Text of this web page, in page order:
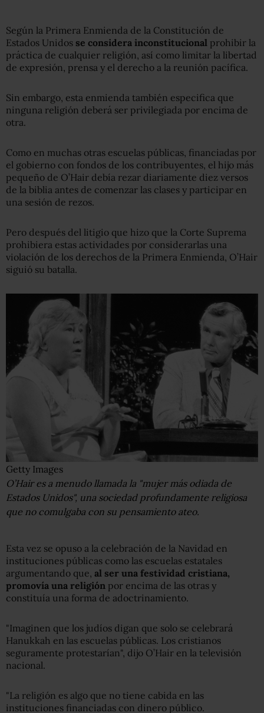
Según la Primera Enmienda de la Constitución de
Estados Unidos se considera inconstitucional prohibir la
práctica de cualquier religión, así como limitar la libertad
de expresión, prensa y el derecho a la reunión pacífica.
Sin embargo, esta enmienda también especifica que
ninguna religión deberá ser privilegiada por encima de
otra.
Como en muchas otras escuelas públicas, financiadas por
el gobierno con fondos de los contribuyentes, el hijo más
pequeño de O’Hair debía rezar diariamente diez versos
de la biblia antes de comenzar las clases y participar en
una sesión de rezos.
Pero después del litigio que hizo que la Corte Suprema
prohibiera estas actividades por considerarlas una
violación de los derechos de la Primera Enmienda, O’Hair
siguió su batalla.
Getty Images
O’Hair es a menudo llamada la "mujer más odiada de
Estados Unidos", una sociedad profundamente religiosa
que no comulgaba con su pensamiento ateo.
Esta vez se opuso a la celebración de la Navidad en
instituciones públicas como las escuelas estatales
argumentando que, al ser una festividad cristiana,
promovía una religión por encima de las otras y
constituía una forma de adoctrinamiento.
"Imaginen que los judíos digan que solo se celebrará
Hanukkah en las escuelas públicas. Los cristianos
seguramente protestarían", dijo O’Hair en la televisión
nacional.
"La religión es algo que no tiene cabida en las
instituciones financiadas con dinero público.